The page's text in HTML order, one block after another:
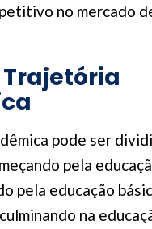
no mercado
Trajetória
pode ser
pela
pela educação
na